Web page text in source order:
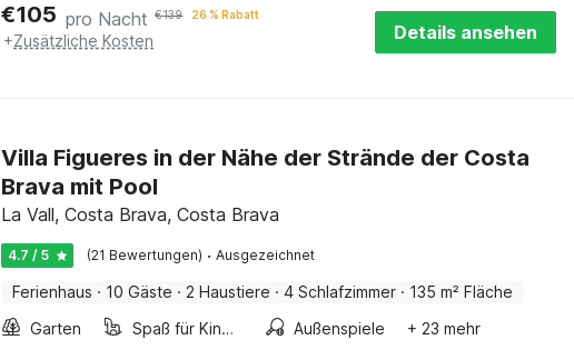
€105 pro Nacht €139 26 % Rabatt
+Zusätzliche Kosten Details ansehen
Villa Figueres in der Nähe der Strände der Costa
Brava mit Pool
La Vall, Costa Brava, Costa Brava
4.7 / 5 (21 Bewertungen) · Ausgezeichnet
Ferienhaus · 10 Gäste · 2 Haustiere · 4 Schlafzimmer · 135 m² Fläche
Garten
Spaß für Kinder Außenspiele + 23 mehr